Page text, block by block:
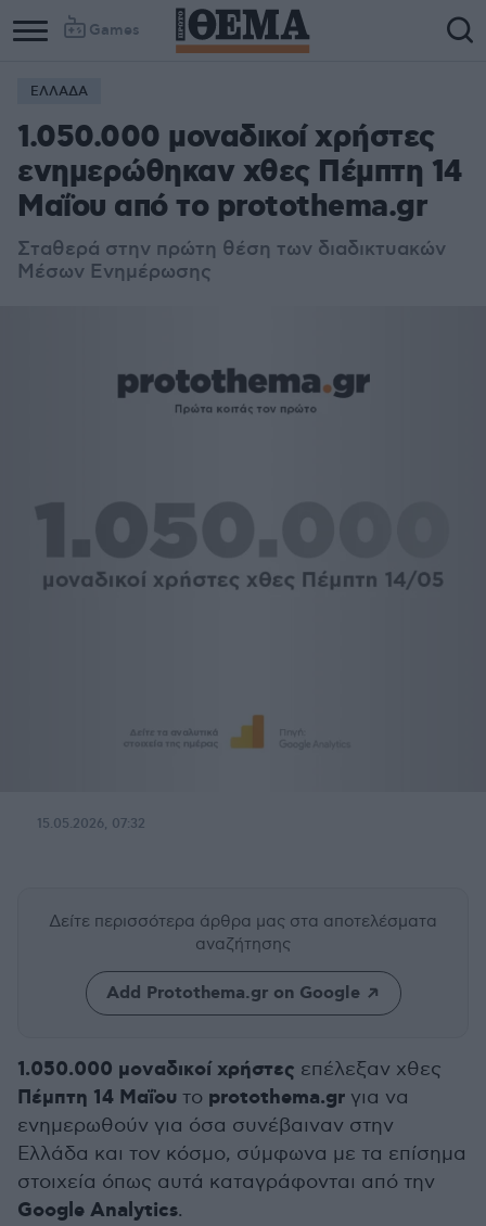
Games
ΕΛΛΑΔΑ
1.050.000 μοναδικοί χρήστες
ενημερώθηκαν χθες Πέμπτη 14
Μαΐου από το protothema.gr
Σταθερά στην πρώτη θέση των διαδικτυακών
Μέσων Ενημέρωσης
15.05.2026, 07:32
Δείτε περισσότερα άρθρα μας στα αποτελέσματα
αναζήτησης
Add Protothema.gr on Google
1.050.000 μοναδικοί χρήστες επέλεξαν χθες
Πέμπτη 14 Μαΐου το protothema.gr για να
ενημερωθούν για όσα συνέβαιναν στην
Ελλάδα και τον κόσμο, σύμφωνα με τα επίσημα
στοιχεία όπως αυτά καταγράφονται από την
Google Analytics.